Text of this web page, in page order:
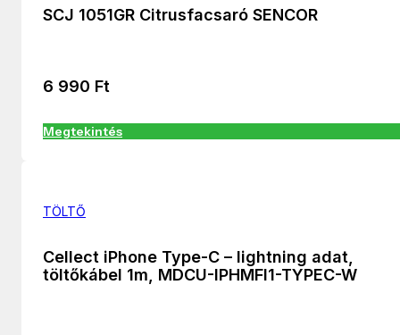
SCJ 1051GR Citrusfacsaró SENCOR
6 990 Ft
Megtekintés
TÖLTŐ
Cellect iPhone Type-C – lightning adat,
töltőkábel 1m, MDCU-IPHMFI1-TYPEC-W